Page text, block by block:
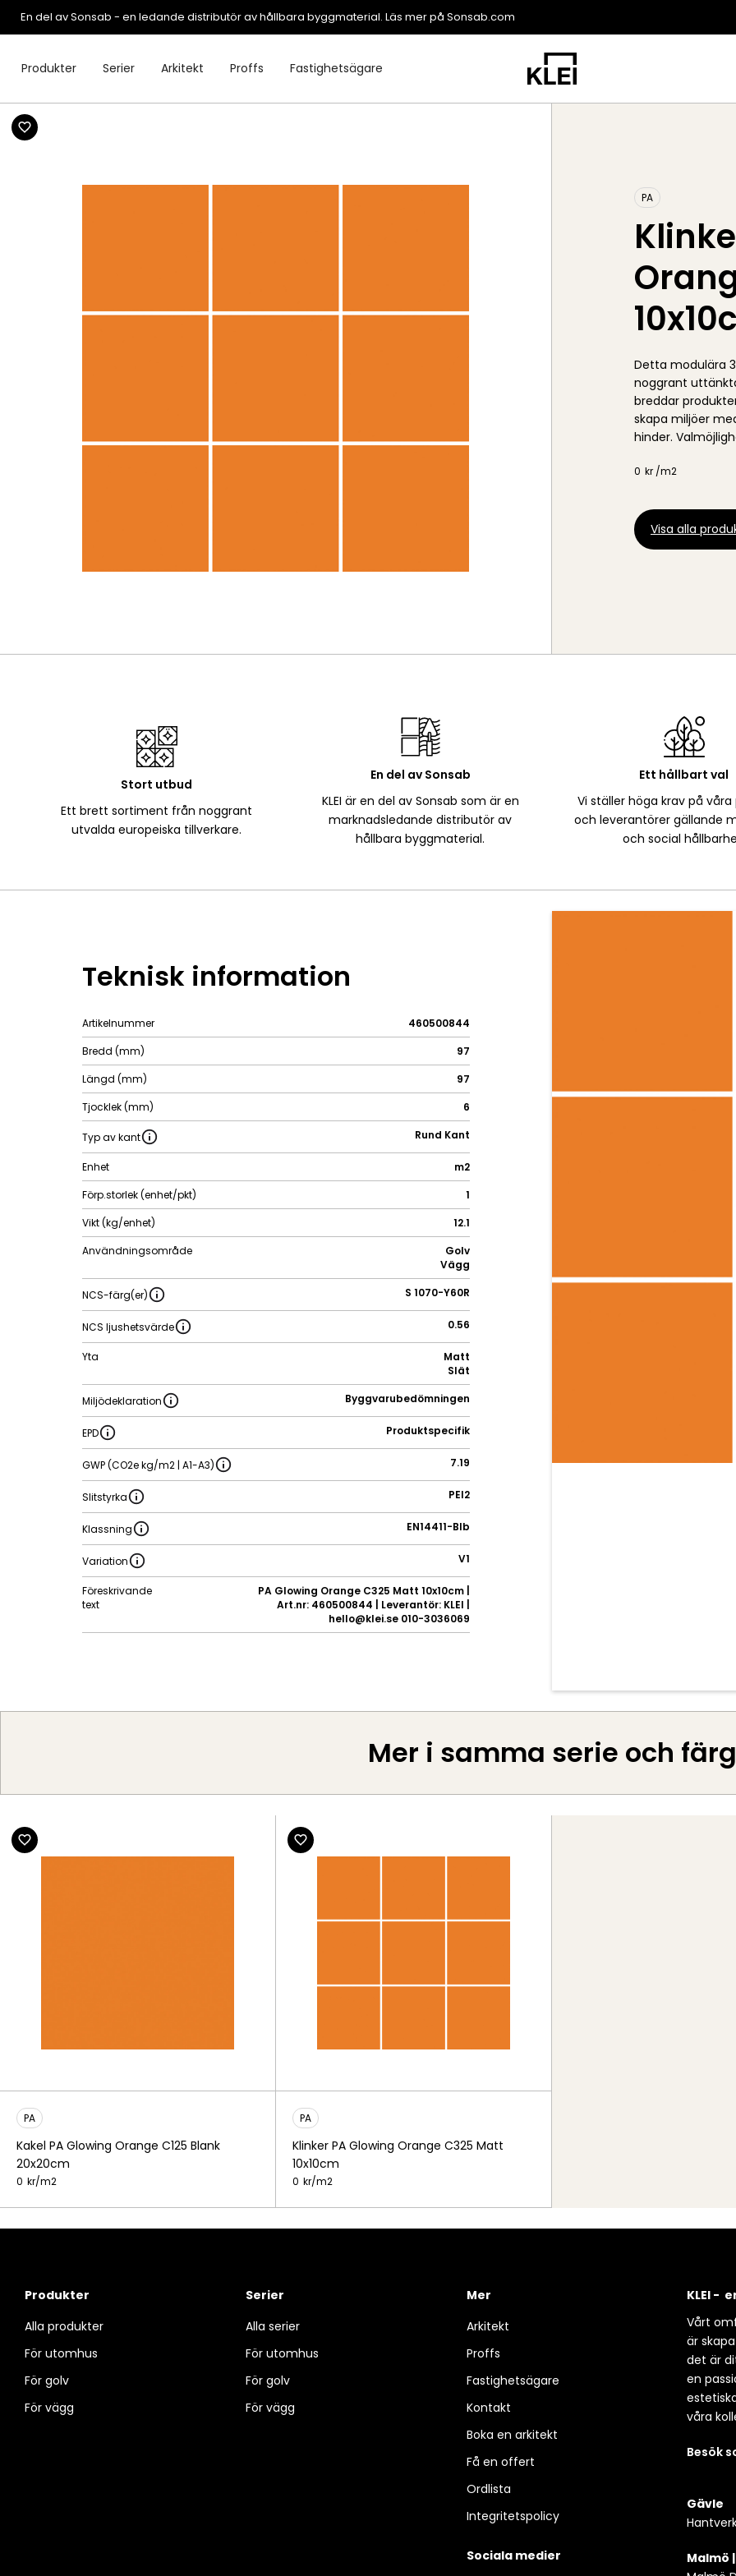
En del av Sonsab - en ledande distributör av hållbara byggmaterial. Läs mer på Sonsab.com
Produkter Serier Arkitekt Proffs Fastighetsägare
PA
Detta modulära
noggrant
breddar
skapa miljöer
hinder.
0 kr /m2
Visa alla
Stort utbud
Ett brett sortiment från noggrant
utvalda europeiska tillverkare.
En del av Sonsab
KLEI är en del av Sonsab som är en
marknadsledande distributör av
hållbara byggmaterial.
Ett hållbart val
Vi ställer höga krav på
och leverantörer gällande
och social
Teknisk information
Artikelnummer
460500844
Bredd (mm)
97
Längd (mm)
97
Tjocklek (mm)
6
Typ av kant Rund Kant
Enhet
m2
Förp.storlek (enhet/pkt)
1
Vikt (kg/enhet)
12.1
Användningsområde
Golv
Vägg
NCS-färg(er) S 1070-Y60R
NCS ljushetsvärde 0.56
Yta
Matt
Slät
Miljödeklaration Byggvarubedömningen
EPD Produktspecifik
GWP (CO2e kg/m2 | A1-A3) 7.19
Slitstyrka PEI2
Klassning EN14411-BIb
Variation V1
Föreskrivande
text
PA Glowing Orange C325 Matt 10x10cm |
Art.nr: 460500844 | Leverantör: KLEI |
hello@klei.se 010-3036069
Mer i samma serie och färg
PA
Kakel PA Glowing Orange C125 Blank
20x20cm
0 kr/m2
PA
Klinker PA Glowing Orange C325 Matt
10x10cm
0 kr/m2
Produkter
Alla produkter
För utomhus
För golv
För vägg
Serier
Alla serier
För utomhus
För golv
För vägg
Mer
Arkitekt
Proffs
Fastighetsägare
Kontakt
Boka en arkitekt
Få en offert
Ordlista
Integritetspolicy
Sociala medier
KLEI -
Vårt
är
det är
en
våra
Besök
Gävle
Malmö